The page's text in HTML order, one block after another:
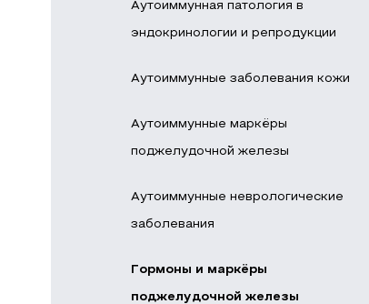
Аутоиммунная патология в
эндокринологии и репродукции
Аутоиммунные заболевания кожи
Аутоиммунные маркёры
поджелудочной железы
Аутоиммунные неврологические
заболевания
Гормоны и маркёры
поджелудочной железы